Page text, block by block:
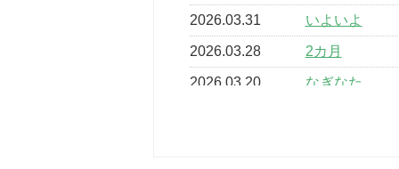
2026.03.31 いよいよ
2026.03.28 2カ月
2026.03.20 なぎなた